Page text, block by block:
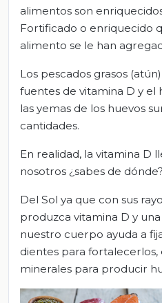
alimentos son
Fortificado o enriquecido
alimento se le han
Los pescados grasos
fuentes de vitamina D y el
las yemas de los huevos
cantidades.
En realidad, la vitamina D
nosotros ¿sabes de dónde?
Del Sol ya que con sus
produzca vitamina D y
nuestro cuerpo ayuda a
dientes para
minerales para producir